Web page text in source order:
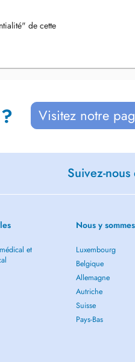
de cette
Visitez notre
Suivez-
et
Nous y sommes
Luxembourg
Belgique
Allemagne
Autriche
Suisse
Pays-Bas